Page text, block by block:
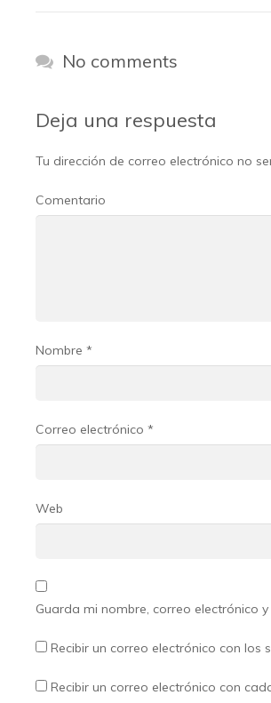
No comments
Deja una respuesta
Tu dirección de correo electrónico no
Comentario
Nombre *
Correo electrónico *
Web
Guarda mi nombre, correo electrónico
Recibir un correo electrónico con
Recibir un correo electrónico con